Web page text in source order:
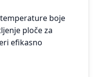
temperature boje
ploče za
efikasno